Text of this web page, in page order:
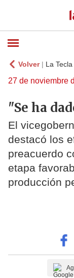
Volver| La
27 de noviembre
"Se ha
El
destacó los
preacuerdo
etapa
producción